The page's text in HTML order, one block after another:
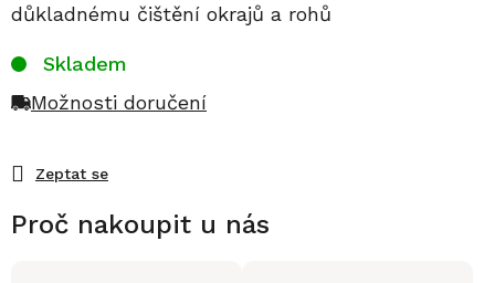
důkladnému čištění okrajů a rohů
Zeptat se
Skladem
Možnosti doručení
Proč nakoupit u nás